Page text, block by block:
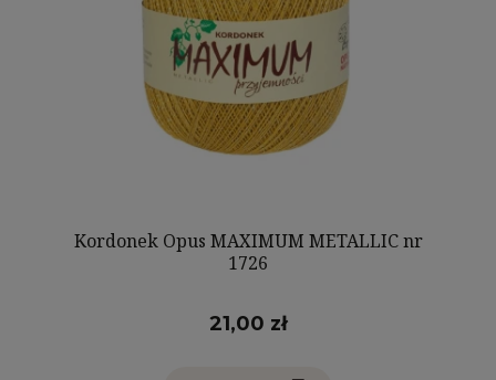
Kordonek Opus MAXIMUM METALLIC nr
1726
21,00 zł